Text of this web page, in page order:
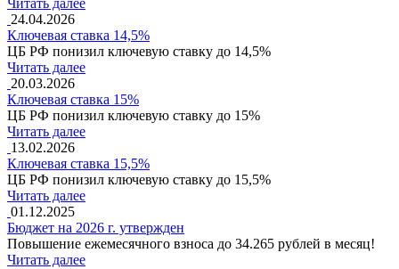
24.04.2026
Ключевая ставка 14,5%
ЦБ РФ понизил ключевую ставку до 14,5%
Читать далее
20.03.2026
Ключевая ставка 15%
ЦБ РФ понизил ключевую ставку до 15%
Читать далее
13.02.2026
Ключевая ставка 15,5%
ЦБ РФ понизил ключевую ставку до 15,5%
Читать далее
01.12.2025
Бюджет на 2026 г. утвержден
Повышение ежемесячного взноса до 34.265 рублей в месяц!
Читать далее